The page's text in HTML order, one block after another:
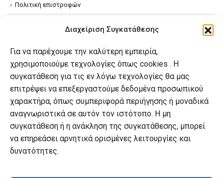
Διαχείριση Συγκατάθεσης
Για να παρέχουμε την καλύτερη εμπειρία,
χρησιμοποιούμε τεχνολογίες όπως cookies . Η
συγκατάθεση για τις εν λόγω τεχνολογίες θα μας
επιτρέψει να επεξεργαστούμε δεδομένα προσωπικού
χαρακτήρα, όπως συμπεριφορά περιήγησης ή μοναδικά
αναγνωριστικά σε αυτόν τον ιστότοπο. Η μη
συγκατάθεση ή η ανάκληση της συγκατάθεσης, μπορεί
να επηρεάσει αρνητικά ορισμένες λειτουργίες και
δυνατότητες.
Πολιτική επιστροφών
Πολιτική Cookies
Ο λογαριασμός μου
Ο λογαριασμός μου
Οι παραγγελίες μου
Λίστα επιθυμιών